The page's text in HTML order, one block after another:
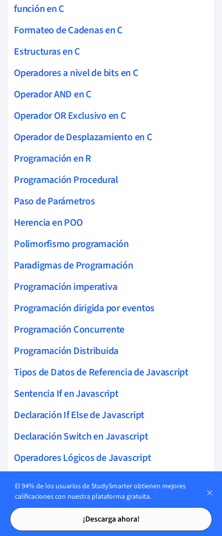
Tarjetas de estudio
Tarjetas de estudio
función en C
Formateo de Cadenas en C
Estructuras en C
Operadores a nivel de bits en C
Operador AND en C
Operador OR Exclusivo en C
Operador de Desplazamiento en C
Programación en R
Programación Procedural
Paso de Parámetros
Herencia en POO
Polimorfismo programación
Paradigmas de Programación
Programación imperativa
Programación dirigida por eventos
Programación Concurrente
Programación Distribuida
Tipos de Datos de Referencia de Javascript
Sentencia If en Javascript
Declaración If Else de Javascript
Declaración Switch en Javascript
Operadores Lógicos de Javascript
C Sharp
Informática de Variables
El 94% de los usuarios de StudySmarter obtienen mejores
calificaciones con nuestra plataforma gratuita.
¡Descarga ahora!